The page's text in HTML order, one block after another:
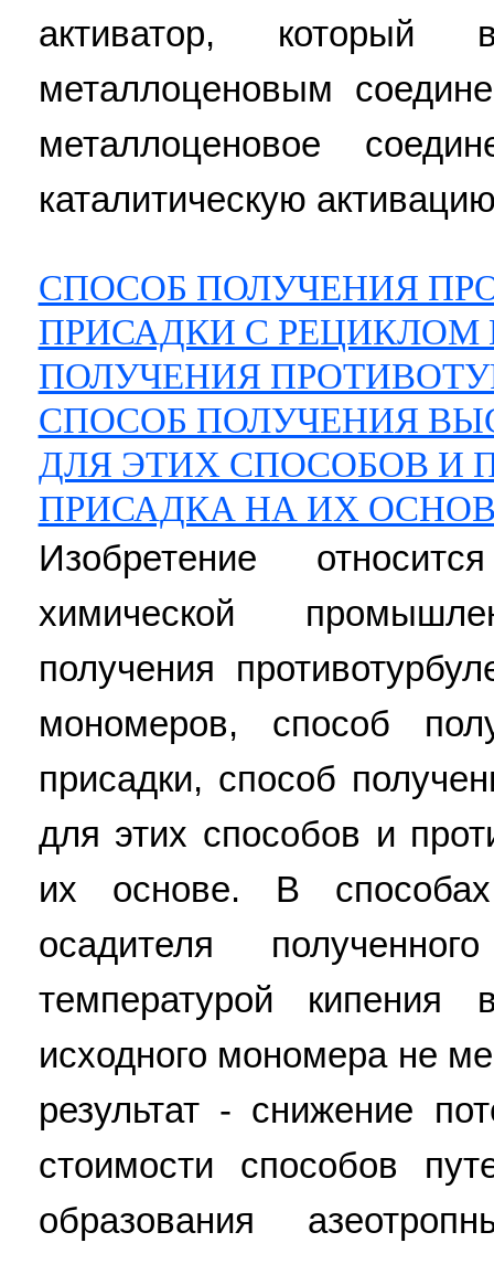
активатор,
металлоценовым
металлоценовое
каталитическую
СПОСОБ ПОЛУЧЕНИЯ
ПРИСАДКИ С
ПОЛУЧЕНИЯ
СПОСОБ ПОЛУЧЕНИЯ
ДЛЯ ЭТИХ СПОСОБОВ И
ПРИСАДКА НА ИХ
Изобретение
химической
получения
мономеров, способ
присадки, способ
для этих способов и
их основе. В
осадителя
температурой кипения
исходного мономера не
результат - снижение
стоимости способов
образования